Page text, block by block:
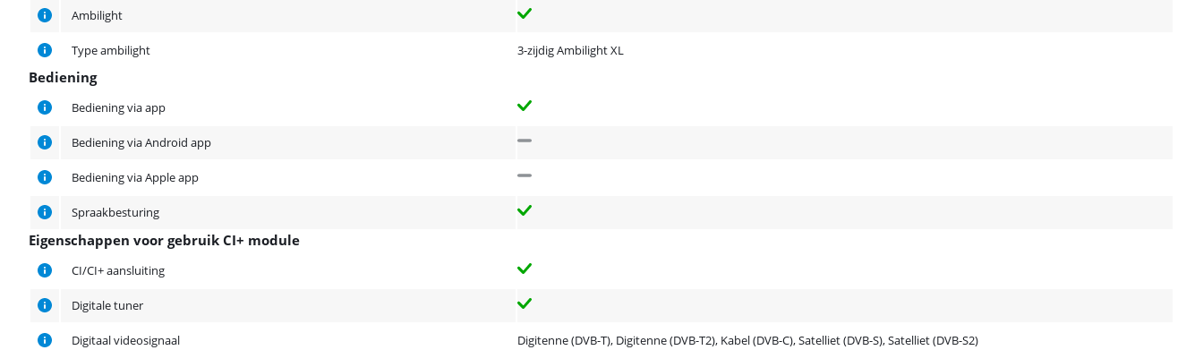
Ambilight
Type ambilight 3-zijdig Ambilight XL
Bediening
Bediening
Bediening via app
Bediening via Android app
Bediening via Apple app
Spraakbesturing
Eigenschappen voor gebruik CI+ module
Eigenschappen voor gebruik CI+ module
CI/CI+ aansluiting
Digitale tuner
Digitaal videosignaal Digitenne (DVB-T), Digitenne (DVB-T2), Kabel (DVB-C), Satelliet (DVB-S), Satelliet (DVB-S2)